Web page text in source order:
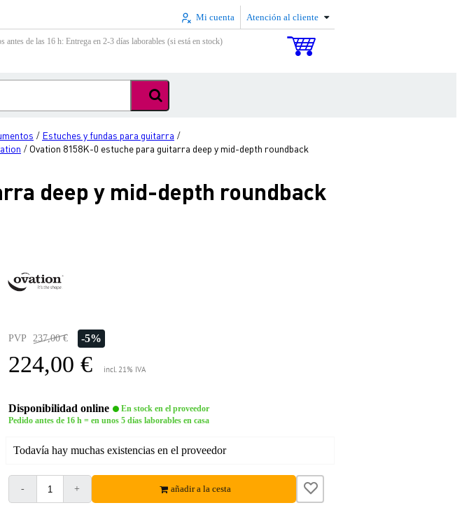
Mi cuenta Atención al cliente
antes de las 16 h: Entrega en 2-3 días laborables (si está en stock)
/ Estuches y fundas para guitarra /
/ Ovation 8158K-0 estuche para guitarra deep y mid-depth roundback
deep y mid-depth roundback
PVP 237,00 € -5%
224,00 € incl. 21% IVA
Disponibilidad online
En stock en el proveedor
Pedido antes de 16 h = en unos 5 días laborables en casa
Todavía hay muchas existencias en el proveedor
- + añadir a la cesta